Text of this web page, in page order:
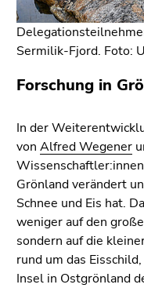
Forschung in
In der
von Alfred Wegener
Grönland verändert
Schnee und Eis hat.
weniger auf den
sondern auf die
rund um das
Insel in Ostgrönland
Sermilik-Fjord. Foto: